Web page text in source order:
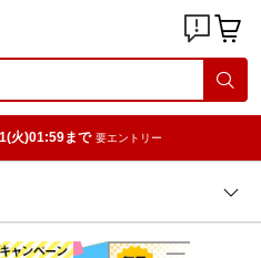
火)01:59まで 要エントリー